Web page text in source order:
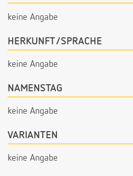
keine Angabe
HERKUNFT/SPRACHE
keine Angabe
NAMENSTAG
keine Angabe
VARIANTEN
keine Angabe